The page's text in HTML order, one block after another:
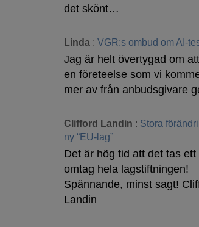
det skönt…
Linda :VGR:s ombud om AI-
Jag är helt övertygad om
en företeelse som vi
mer av från anbudsgivare
Clifford Landin : Stora
ny “EU-lag”
Det är hög tid att det tas ett
omtag hela lagstiftningen!
Spännande, minst sagt!
Landin